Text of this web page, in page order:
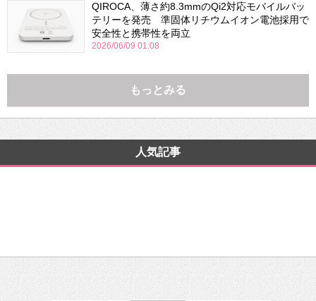
QIROCA、薄さ約8.3mmのQi2対応モバイルバッ
テリーを発売 準固体リチウムイオン電池採用で
安全性と携帯性を両立
2026/06/09 01:08
もっとみる
人気記事